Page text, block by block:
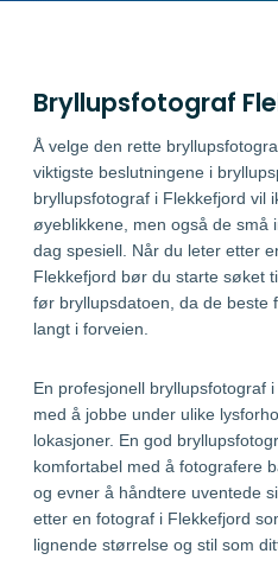
Bryllupsfotograf
Å velge den rette
viktigste beslutningene i
bryllupsfotograf i Flekkefjord vil
øyeblikkene, men også de små
dag spesiell. Når du leter etter
Flekkefjord bør du starte søket
før bryllupsdatoen, da de beste
langt i forveien.
En profesjonell bryllupsfotograf
med å jobbe under ulike
lokasjoner. En god
komfortabel med å fotografere
og evner å håndtere uventede
etter en fotograf i Flekkefjord
lignende størrelse og stil som